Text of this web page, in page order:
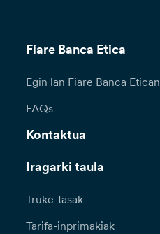
Fiare Banca Etica
Egin lan Fiare Banca Etican
FAQs
Kontaktua
Iragarki taula
Truke-tasak
Tarifa-inprimakiak